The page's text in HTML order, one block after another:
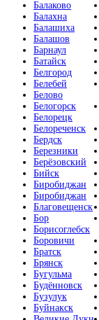
Балаково
Балахна
Балашиха
Балашов
Барнаул
Батайск
Белгород
Белебей
Белово
Белогорск
Белорецк
Белореченск
Бердск
Березники
Берёзовский
Бийск
Биробиджан
Биробиджан
Благовещенск
Бор
Борисоглебск
Боровичи
Братск
Брянск
Бугульма
Будённовск
Бузулук
Буйнакск